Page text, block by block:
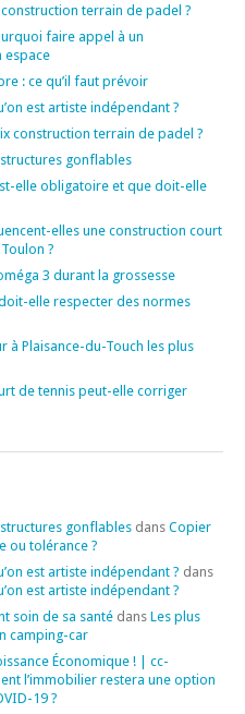
terrain de padel ?
faire appel à un
espace
: ce qu’il faut prévoir
est artiste indépendant ?
construction terrain de padel ?
gonflables
elle obligatoire et que doit-elle
elles une construction court
?
3 durant la grossesse
elle respecter des normes
à Plaisance-du-Touch les plus
de tennis peut-elle corriger
gonflables dans Copier
ou tolérance ?
est artiste indépendant ? dans
est artiste indépendant ?
soin de sa santé dans Les plus
camping-car
Économique ! | cc-
l’immobilier restera une option
19 ?